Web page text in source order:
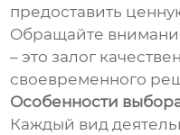
предоставить
Обращайте
– это залог
своевременного
Особенности
Каждый вид